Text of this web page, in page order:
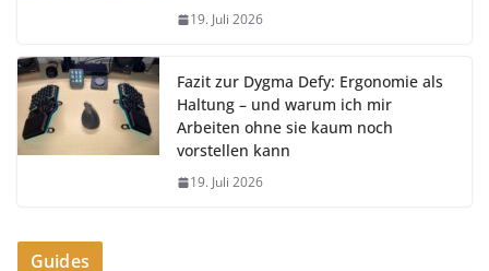
19. Juli 2026
Fazit zur Dygma Defy: Ergonomie als
Haltung – und warum ich mir
Arbeiten ohne sie kaum noch
vorstellen kann
19. Juli 2026
Guides